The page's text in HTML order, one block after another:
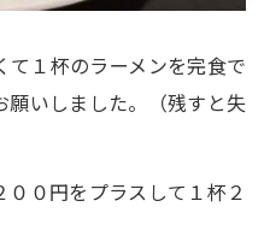
１杯のラーメンを完食で
願いしました。（残すと失
０円をプラスして１杯２